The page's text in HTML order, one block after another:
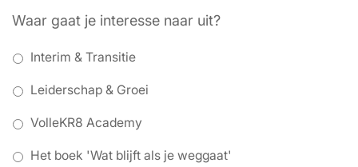
Waar gaat je interesse naar uit?
Interim & Transitie
Leiderschap & Groei
VolleKR8 Academy
Het boek 'Wat blijft als je weggaat'